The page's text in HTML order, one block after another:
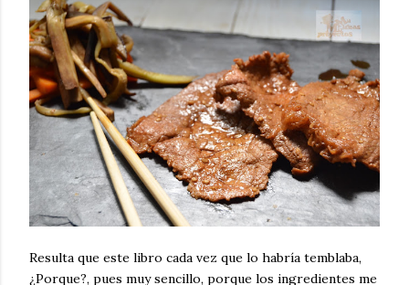
Resulta que este libro cada vez que lo habría temblaba,
¿Porque?, pues muy sencillo, porque los ingredientes me